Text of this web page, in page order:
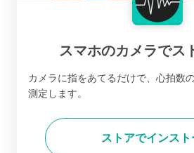
スマホのカメラでス
カメラに指をあてるだけで、心拍数
測定します。
ストアでインスト